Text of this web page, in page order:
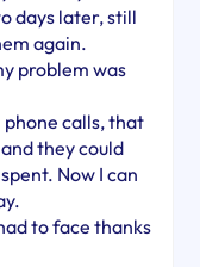
days later, still
again.
problem was
calls, that
they could
Now I can
to face thanks